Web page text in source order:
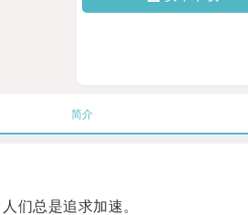
简介
总是追求加速。